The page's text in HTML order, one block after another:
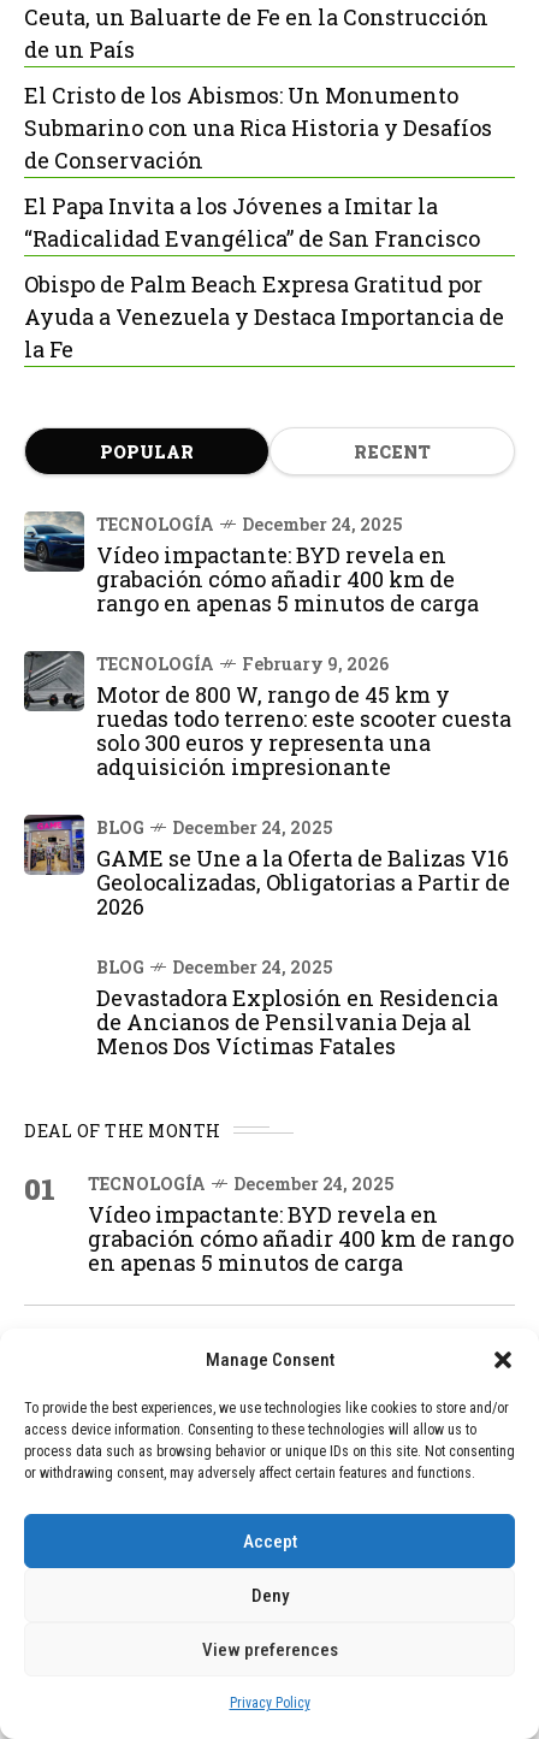
Manage Consent
To provide the best experiences, we use technologies like cookies to store and/or
access device information. Consenting to these technologies will allow us to
process data such as browsing behavior or unique IDs on this site. Not consenting
or withdrawing consent, may adversely affect certain features and functions.
Accept
Deny
View preferences
Privacy Policy
Ceuta, un Baluarte de Fe en la Construcción
de un País
El Cristo de los Abismos: Un Monumento
Submarino con una Rica Historia y Desafíos
de Conservación
El Papa Invita a los Jóvenes a Imitar la
“Radicalidad Evangélica” de San Francisco
Obispo de Palm Beach Expresa Gratitud por
Ayuda a Venezuela y Destaca Importancia de
la Fe
POPULAR RECENT
TECNOLOGÍA December 24, 2025
Vídeo impactante: BYD revela en
grabación cómo añadir 400 km de
rango en apenas 5 minutos de carga
TECNOLOGÍA February 9, 2026
Motor de 800 W, rango de 45 km y
ruedas todo terreno: este scooter cuesta
solo 300 euros y representa una
adquisición impresionante
BLOG December 24, 2025
GAME se Une a la Oferta de Balizas V16
Geolocalizadas, Obligatorias a Partir de
2026
BLOG December 24, 2025
Devastadora Explosión en Residencia
de Ancianos de Pensilvania Deja al
Menos Dos Víctimas Fatales
DEAL OF THE MONTH
01 TECNOLOGÍA December 24, 2025
Vídeo impactante: BYD revela en
grabación cómo añadir 400 km de rango
en apenas 5 minutos de carga
February 9, 2026
Motor de 800 W, rango de 45 km y
ruedas todo terreno: este scooter cuesta
solo 300 euros y representa una
adquisición impresionante
December 24, 2025
GAME se Une a la Oferta de Balizas V16
Geolocalizadas, Obligatorias a Partir de
December 24, 2025